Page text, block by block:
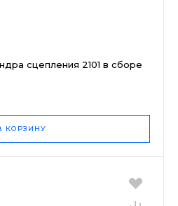
сцепления 2101 в сборе
КОРЗИНУ